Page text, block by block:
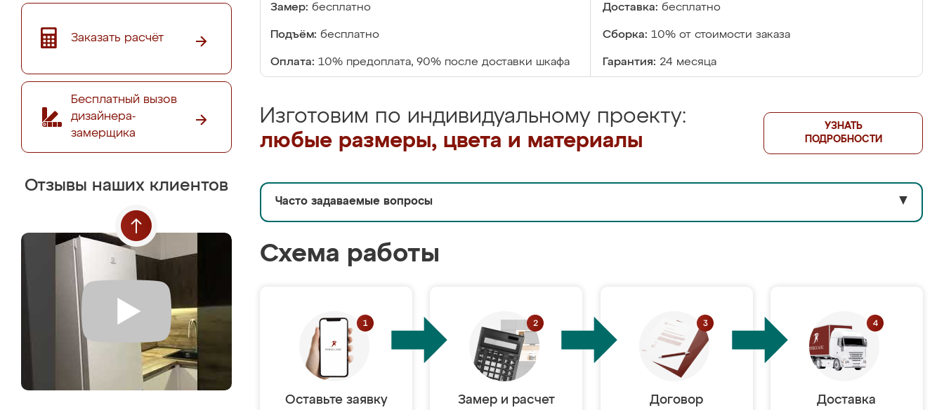
Заказать расчёт
Бесплатный вызов
дизайнера-
замерщика
Отзывы наших клиентов
Замер: бесплатно Доставка: бесплатно
Подъём: бесплатно Сборка: 10% от стоимости заказа
Оплата: 10% предоплата, 90% после доставки шкафа Гарантия: 24 месяца
Изготовим по индивидуальному проекту:
любые размеры, цвета и материалы
УЗНАТЬ
ПОДРОБНОСТИ
Часто задаваемые вопросы ▼
Схема работы
Оставьте заявку Замер и расчет
Договор
Доставка